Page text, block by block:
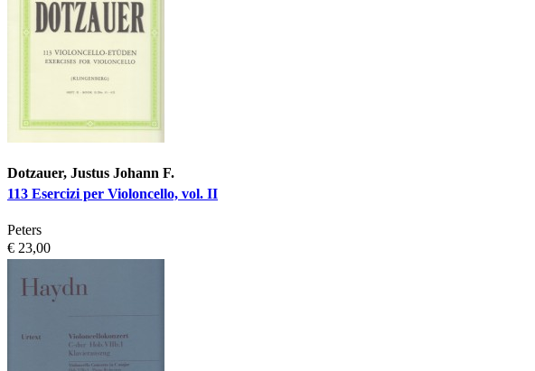
Dotzauer, Justus Johann F.
113 Esercizi per Violoncello, vol. II
Peters
€ 23,00